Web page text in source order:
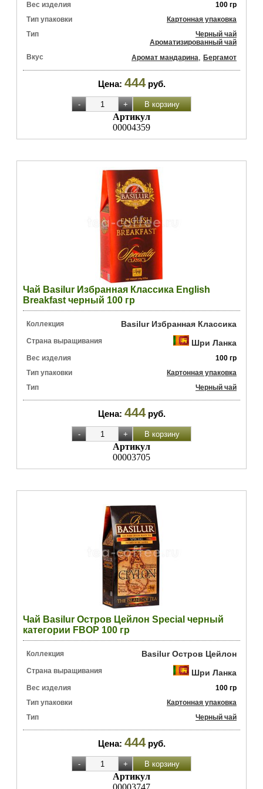
Вес изделия
100 гр
Тип упаковки
Картонная упаковка
Тип
Черный чай
Ароматизированный чай
Вкус
Аромат мандарина, Бергамот
Цена: 444 руб.
Артикул
00004359
Чай Basilur Избранная Классика English
Breakfast черный 100 гр
Коллекция Basilur Избранная Классика
Страна выращивания Шри Ланка
Вес изделия
100 гр
Тип упаковки
Картонная упаковка
Тип
Черный чай
Цена: 444 руб.
Артикул
00003705
Чай Basilur Остров Цейлон Special черный
категории FBOP 100 гр
Коллекция Basilur Остров Цейлон
Страна выращивания Шри Ланка
Вес изделия
100 гр
Тип упаковки
Картонная упаковка
Тип
Черный чай
Цена: 444 руб.
Артикул